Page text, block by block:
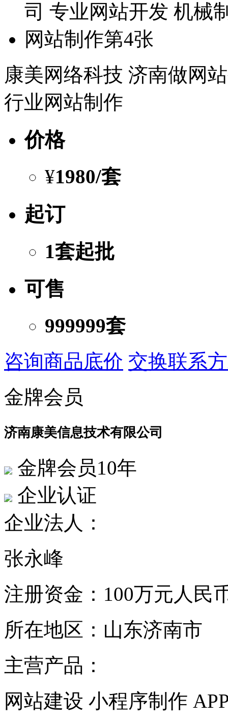
康美网络科技 济南做网
行业网站制作
价格
¥1980/套
起订
1套起批
可售
999999套
咨询商品底价 交换联系
金牌会员
济南康美信息技术有限公司
金牌会员10年
企业认证
企业法人：
张永峰
注册资金： 100万元人民
所在地区： 山东济南市
主营产品：
网站建设 小程序制作